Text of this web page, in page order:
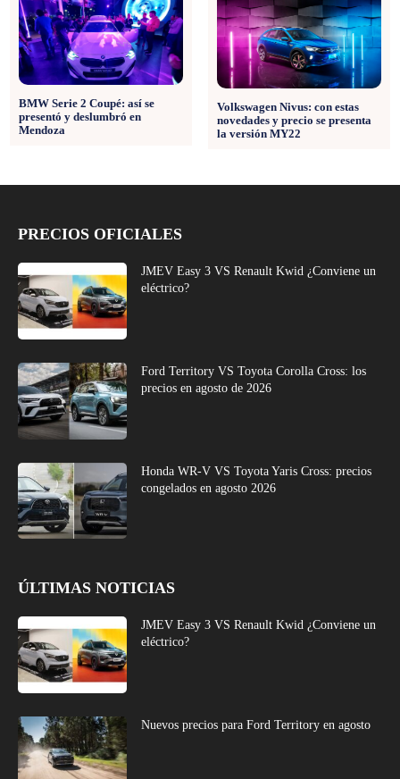
BMW Serie 2 Coupé: así se
presentó y deslumbró en
Mendoza
Volkswagen Nivus: con estas
novedades y precio se presenta
la versión MY22
PRECIOS OFICIALES
JMEV Easy 3 VS Renault Kwid ¿Conviene un
eléctrico?
Ford Territory VS Toyota Corolla Cross: los
precios en agosto de 2026
Honda WR-V VS Toyota Yaris Cross: precios
congelados en agosto 2026
ÚLTIMAS NOTICIAS
JMEV Easy 3 VS Renault Kwid ¿Conviene un
eléctrico?
Nuevos precios para Ford Territory en agosto